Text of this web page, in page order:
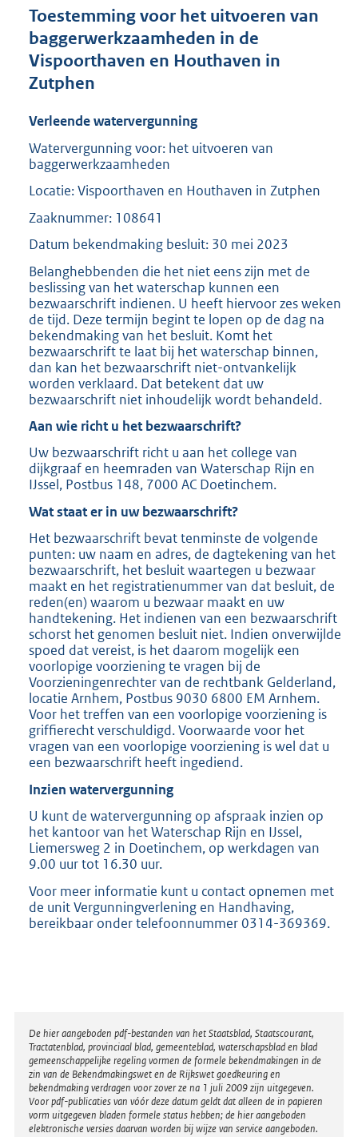
r
o
t
0
b
Toestemming voor het uitvoeren van
baggerwerkzaamheden in de
Vispoorthaven en Houthaven in
Zutphen
Verleende watervergunning
Watervergunning voor: het uitvoeren van
baggerwerkzaamheden
Locatie: Vispoorthaven en Houthaven in Zutphen
Zaaknummer: 108641
Datum bekendmaking besluit: 30 mei 2023
Belanghebbenden die het niet eens zijn met de
beslissing van het waterschap kunnen een
bezwaarschrift indienen. U heeft hiervoor zes weken
de tijd. Deze termijn begint te lopen op de dag na
bekendmaking van het besluit. Komt het
bezwaarschrift te laat bij het waterschap binnen,
dan kan het bezwaarschrift niet-ontvankelijk
worden verklaard. Dat betekent dat uw
bezwaarschrift niet inhoudelijk wordt behandeld.
Aan wie richt u het bezwaarschrift?
Uw bezwaarschrift richt u aan het college van
dijkgraaf en heemraden van Waterschap Rijn en
IJssel, Postbus 148, 7000 AC Doetinchem.
Wat staat er in uw bezwaarschrift?
Het bezwaarschrift bevat tenminste de volgende
punten: uw naam en adres, de dagtekening van het
bezwaarschrift, het besluit waartegen u bezwaar
maakt en het registratienummer van dat besluit, de
reden(en) waarom u bezwaar maakt en uw
handtekening. Het indienen van een bezwaarschrift
schorst het genomen besluit niet. Indien onverwijlde
spoed dat vereist, is het daarom mogelijk een
voorlopige voorziening te vragen bij de
Voorzieningenrechter van de rechtbank Gelderland,
locatie Arnhem, Postbus 9030 6800 EM Arnhem.
Voor het treffen van een voorlopige voorziening is
griffierecht verschuldigd. Voorwaarde voor het
vragen van een voorlopige voorziening is wel dat u
een bezwaarschrift heeft ingediend.
Inzien watervergunning
U kunt de watervergunning op afspraak inzien op
het kantoor van het Waterschap Rijn en IJssel,
Liemersweg 2 in Doetinchem, op werkdagen van
9.00 uur tot 16.30 uur.
Voor meer informatie kunt u contact opnemen met
de unit Vergunningverlening en Handhaving,
bereikbaar onder telefoonnummer 0314-369369.
Disclaimer
De hier aangeboden pdf-bestanden van het Staatsblad, Staatscourant,
Tractatenblad, provinciaal blad, gemeenteblad, waterschapsblad en blad
gemeenschappelijke regeling vormen de formele bekendmakingen in de
zin van de Bekendmakingswet en de Rijkswet goedkeuring en
bekendmaking verdragen voor zover ze na 1 juli 2009 zijn uitgegeven.
Voor pdf-publicaties van vóór deze datum geldt dat alleen de in papieren
vorm uitgegeven bladen formele status hebben; de hier aangeboden
elektronische versies daarvan worden bij wijze van service aangeboden.